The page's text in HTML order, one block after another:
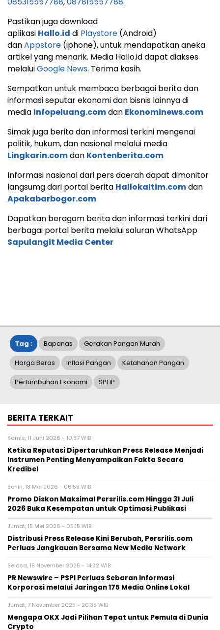
Pastikan juga download
aplikasi Hallo.id di Playstore (Android)
danAppstore (iphone), untuk mendapatkan aneka
artikel yang menarik. Media Hallo.id dapat diakses
melaluiGoogle News. Terima kasih.
Sempatkan untuk membaca berbagai berita dan
informasi seputar ekonomi dan bisnis lainnya di
media Infopeluang.comdan Ekonominews.com
Simak juga berita dan informasi terkini mengenai
politik, hukum, dan nasional melalui media
Lingkarin.comdan Kontenberita.com
Informasi nasional dari pers daerah dapat dimonitor
langsumg dari portal berita Hallokaltim.comdan
Apakabarbogor.com
Dapatkan beragam berita dan informasi terkini dari
berbagai portal berita melalui saluran WhatsApp
Sapulangit Media Center
Tag : Bapanas Gerakan Pangan Murah
Harga Beras Inflasi Pangan Ketahanan Pangan
Pertumbuhan Ekonomi SPHP
BERITA TERKAIT
Kamis, 11 Juni 2026 - 10:37 WIB
Ketika Reputasi Dipertaruhkan Press Release Menjadi
Instrumen Penting Menyampaikan Fakta Secara
Kredibel
Senin, 18 Mei 2026 - 06:59 WIB
Promo Diskon Maksimal Persrilis.com Hingga 31 Juli
2026 Buka Kesempatan untuk Optimasi Publikasi
Jumat, 15 Mei 2026 - 05:15 WIB
Distribusi Press Release Kini Berubah, Persrilis.com
Perluas Jangkauan Bersama New Media Network
Selasa, 18 November 2025 - 14:32 WIB
PR Newswire – PSPI Perluas Sebaran Informasi
Korporasi melalui Jaringan 175 Media Online Lokal
Jumat, 7 November 2025 - 20:35 WIB
Mengapa OKX Jadi Pilihan Tepat untuk Pemula di Dunia
Crypto